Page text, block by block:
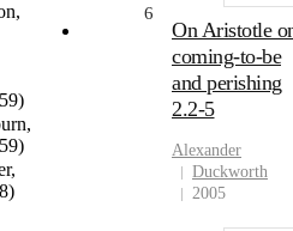
6
On Aristotle
coming-to-be
and perishing
2.2-5
Alexander
Duckworth
2005